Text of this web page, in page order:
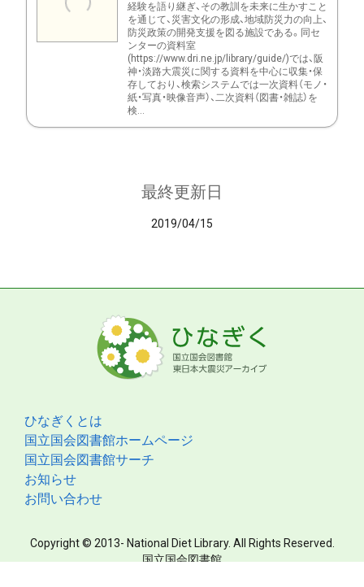
経験を語り継ぎ、その教訓を未来に生かすこと
を通じて、災害文化の形成、地域防災力の向上、
防災政策の開発支援を図る施設である。同セ
ンターの資料室
(https://www.dri.ne.jp/library/guide/)では、阪
神・淡路大震災に関する資料を中心に収集・保
存しており、検索システムでは一次資料（モノ・
紙・写真・映像音声）、二次資料（図書・雑誌）を
検...
最終更新日
2019/04/15
ひなぎくとは
国立国会図書館ホームページ
国立国会図書館サーチ
お知らせ
お問い合わせ
Copyright © 2013- National Diet Library. All Rights Reserved.